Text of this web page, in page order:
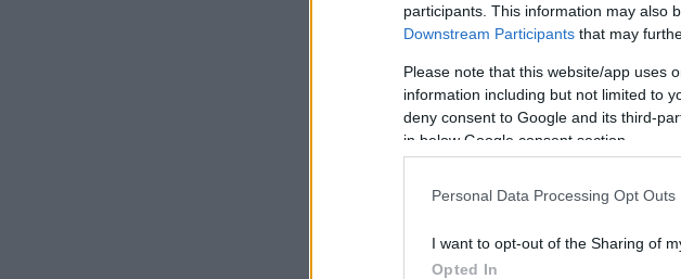
participants. This information may also
Downstream Participants that may
Please note that this website/app uses
information including but not limited to
deny consent to Google and its third-
in below Google consent section.
Personal Data Processing Opt Outs
I want to opt-out of the Sharing of
Opted In